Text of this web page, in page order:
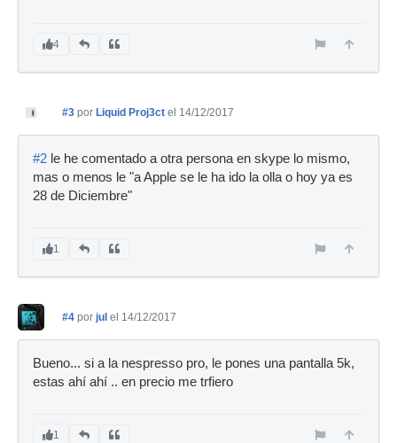
4
#3 por Liquid Proj3ct el 14/12/2017
#2 le he comentado a otra persona en skype lo mismo,
mas o menos le "a Apple se le ha ido la olla o hoy ya es
28 de Diciembre"
1
#4 por jul el 14/12/2017
Bueno... si a la nespresso pro, le pones una pantalla 5k,
estas ahí ahí .. en precio me trfiero
1